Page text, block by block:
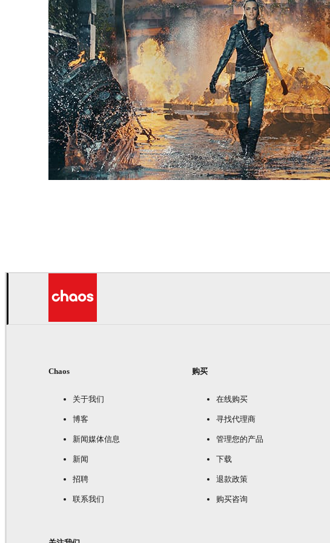
MPC
游戏
Chaos
关于我们
博客
新闻媒体信息
新闻
招聘
联系我们
购买
在线购买
寻找代理商
管理您的产品
下载
退款政策
购买咨询